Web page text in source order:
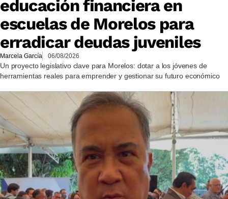
educación financiera en
escuelas de Morelos para
erradicar deudas juveniles
Marcela García 06/08/2026
Un proyecto legislativo clave para Morelos: dotar a los jóvenes de
herramientas reales para emprender y gestionar su futuro económico